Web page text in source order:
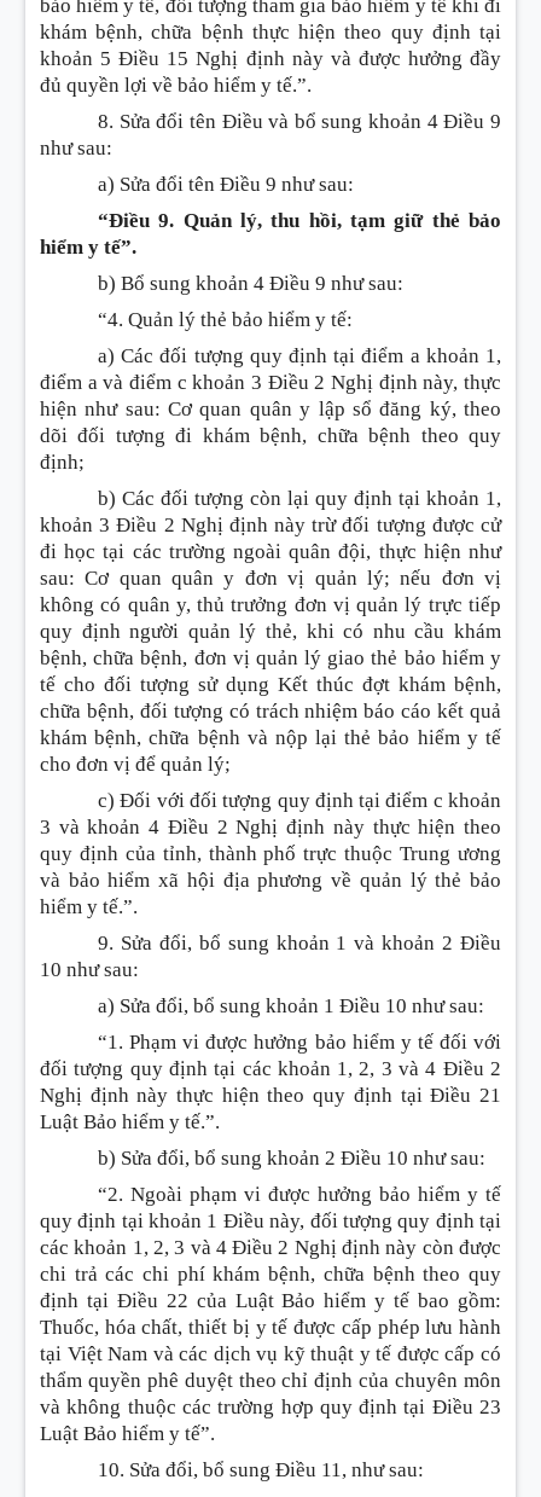
bảo hiểm y tế, đối tượng tham gia bảo hiểm y tế khi đi
khám bệnh, chữa bệnh thực hiện theo quy định tại
khoản 5 Điều 15 Nghị định này và được hưởng đầy
đủ quyền lợi về bảo hiểm y tế.”.
8. Sửa đổi tên Điều và bổ sung khoản 4 Điều 9
như sau:
a) Sửa đổi tên Điều 9 như sau:
“Điều 9. Quản lý, thu hồi, tạm giữ thẻ bảo
hiểm y tế”.
b) Bổ sung khoản 4 Điều 9 như sau:
“4. Quản lý thẻ bảo hiểm y tế:
a) Các đối tượng quy định tại điểm a khoản 1,
điểm a và điểm c khoản 3 Điều 2 Nghị định này, thực
hiện như sau: Cơ quan quân y lập sổ đăng ký, theo
dõi đối tượng đi khám bệnh, chữa bệnh theo quy
định;
b) Các đối tượng còn lại quy định tại khoản 1,
khoản 3 Điều 2 Nghị định này trừ đối tượng được cử
đi học tại các trường ngoài quân đội, thực hiện như
sau: Cơ quan quân y đơn vị quản lý; nếu đơn vị
không có quân y, thủ trưởng đơn vị quản lý trực tiếp
quy định người quản lý thẻ, khi có nhu cầu khám
bệnh, chữa bệnh, đơn vị quản lý giao thẻ bảo hiểm y
tế cho đối tượng sử dụng Kết thúc đợt khám bệnh,
chữa bệnh, đối tượng có trách nhiệm báo cáo kết quả
khám bệnh, chữa bệnh và nộp lại thẻ bảo hiểm y tế
cho đơn vị để quản lý;
c) Đối với đối tượng quy định tại điểm c khoản
3 và khoản 4 Điều 2 Nghị định này thực hiện theo
quy định của tỉnh, thành phố trực thuộc Trung ương
và bảo hiểm xã hội địa phương về quản lý thẻ bảo
hiểm y tế.”.
9. Sửa đổi, bổ sung khoản 1 và khoản 2 Điều
10 như sau:
a) Sửa đổi, bổ sung khoản 1 Điều 10 như sau:
“1. Phạm vi được hưởng bảo hiểm y tế đối với
đối tượng quy định tại các khoản 1, 2, 3 và 4 Điều 2
Nghị định này thực hiện theo quy định tại Điều 21
Luật Bảo hiểm y tế.”.
b) Sửa đổi, bổ sung khoản 2 Điều 10 như sau:
“2. Ngoài phạm vi được hưởng bảo hiểm y tế
quy định tại khoản 1 Điều này, đối tượng quy định tại
các khoản 1, 2, 3 và 4 Điều 2 Nghị định này còn được
chi trả các chi phí khám bệnh, chữa bệnh theo quy
định tại Điều 22 của Luật Bảo hiểm y tế bao gồm:
Thuốc, hóa chất, thiết bị y tế được cấp phép lưu hành
tại Việt Nam và các dịch vụ kỹ thuật y tế được cấp có
thẩm quyền phê duyệt theo chỉ định của chuyên môn
và không thuộc các trường hợp quy định tại Điều 23
Luật Bảo hiểm y tế”.
10. Sửa đổi, bổ sung Điều 11, như sau: